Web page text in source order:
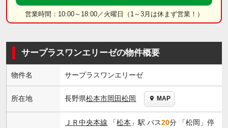
営業時間：10:00～18:00／火曜日（1～3月は休まず営業！）
サープラスワンエリーゼの物件概要
物件名 サープラスワンエリーゼ
所在地 長野県松本市岡田松岡 MAP
ＪＲ中央本線 「松本 」駅 バス20分 「松岡」停